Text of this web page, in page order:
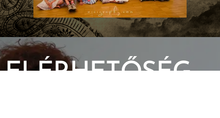
ELÉRHETŐSÉG